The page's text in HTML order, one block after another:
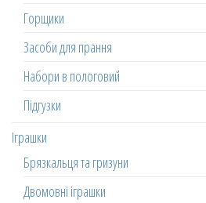
Горщики
Засоби для прання
Набори в пологовий
Підгузки
Іграшки
Брязкальця та гризуни
Двомовні іграшки